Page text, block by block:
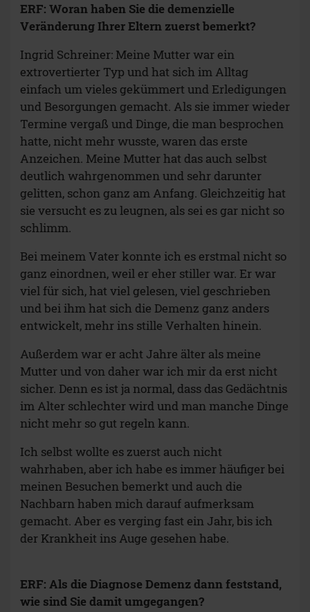
ERF: Woran haben Sie die demenzielle
Veränderung Ihrer Eltern zuerst bemerkt?
Ingrid Schreiner: Meine Mutter war ein
extrovertierter Typ und hat sich im Alltag
einfach um vieles gekümmert und Erledigungen
und Besorgungen gemacht. Als sie immer wieder
Termine vergaß und Dinge, die man besprochen
hatte, nicht mehr wusste, waren das erste
Anzeichen. Meine Mutter hat das auch selbst
deutlich wahrgenommen und sehr darunter
gelitten, schon ganz am Anfang. Gleichzeitig hat
sie versucht es zu leugnen, als sei es gar nicht so
schlimm.
Bei meinem Vater konnte ich es erstmal nicht so
ganz einordnen, weil er eher stiller war. Er war
viel für sich, hat viel gelesen, viel geschrieben
und bei ihm hat sich die Demenz ganz anders
entwickelt, mehr ins stille Verhalten hinein.
Außerdem war er acht Jahre älter als meine
Mutter und von daher war ich mir da erst nicht
sicher. Denn es ist ja normal, dass das Gedächtnis
im Alter schlechter wird und man manche Dinge
nicht mehr so gut regeln kann.
Ich selbst wollte es zuerst auch nicht
wahrhaben, aber ich habe es immer häufiger bei
meinen Besuchen bemerkt und auch die
Nachbarn haben mich darauf aufmerksam
gemacht. Aber es verging fast ein Jahr, bis ich
der Krankheit ins Auge gesehen habe.
ERF: Als die Diagnose Demenz dann feststand,
wie sind Sie damit umgegangen?